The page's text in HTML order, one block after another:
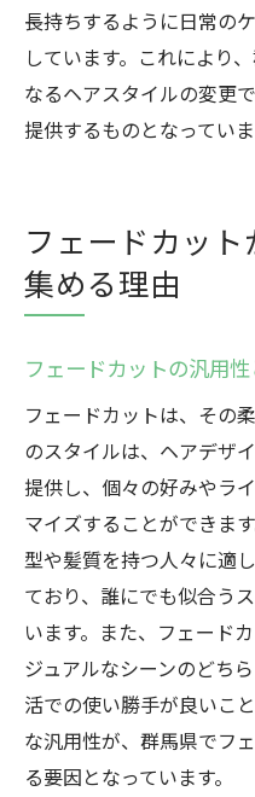
長持ちするように日常の
しています。これにより
なるヘアスタイルの変更
提供するものとなっていま
フェードカッ
集める理由
フェードカットの汎用
フェードカットは、その
のスタイルは、ヘアデザ
提供し、個々の好みやラ
マイズすることができま
型や髪質を持つ人々に適
ており、誰にでも似合う
います。また、フェード
ジュアルなシーンのどち
活での使い勝手が良いこ
な汎用性が、群馬県でフ
る要因となっています。